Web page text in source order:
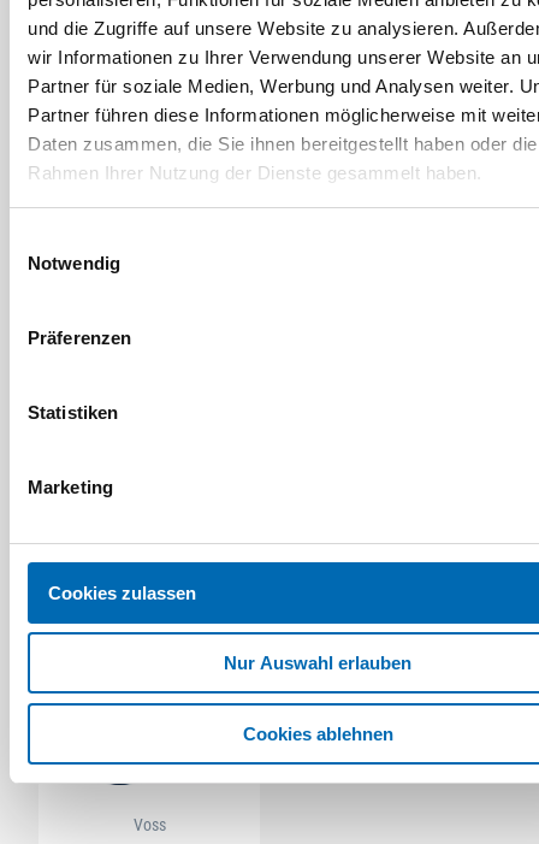
und die Zugriffe auf unsere Website zu analysieren.
wir Informationen zu Ihrer Verwendung unserer Website an
Partner für soziale Medien, Werbung und Analysen weiter.
Partner führen diese Informationen möglicherweise mit
Daten zusammen, die Sie ihnen bereitgestellt haben oder
Rahmen Ihrer Nutzung der Dienste gesammelt haben.
Notwendig
Präferenzen
Statistiken
Marketing
Cookies zulassen
Nur Auswahl erlauben
Cookies ablehnen
5 Ausführungen
Artikel-Nr. AS.05208
Schweißband für VOSS
Voss